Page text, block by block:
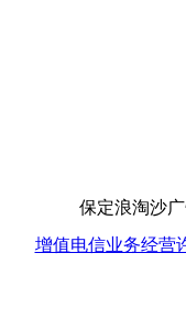
保定浪淘沙
增值电信业务经营